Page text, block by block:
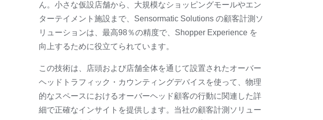
ん。小さな仮設店舗から、大規模なショッピングモールやエン
ターテイメント施設まで、Sensormatic Solutions の顧客計測ソ
リューションは、最高98％の精度で、Shopper Experience を
向上するために役立てられています。
この技術は、店頭および店舗全体を通じて設置されたオーバー
ヘッドトラフィック・カウンティングデバイスを使って、物理
的なスペースにおけるオーバーヘッド顧客の行動に関連した詳
細で正確なインサイトを提供します。当社の顧客計測ソリュー